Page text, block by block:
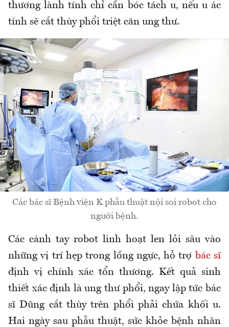
thương lành tính chỉ cần bóc tách u, nếu u ác
tính sẽ cắt thùy phổi triệt căn ung thư.
Các bác sĩ Bệnh viện K phẫu thuật nội soi robot cho
người bệnh.
Các cánh tay robot linh hoạt len lỏi sâu vào
những vị trí hẹp trong lồng ngực, hỗ trợ bác sĩ
định vị chính xác tổn thương. Kết quả sinh
thiết xác định là ung thư phổi, ngay lập tức bác
sĩ Dũng cắt thùy trên phổi phải chứa khối u.
Hai ngày sau phẫu thuật, sức khỏe bệnh nhân